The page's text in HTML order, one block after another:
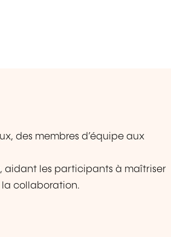
des membres d’équipe aux
aidant les participants à maîtriser
la collaboration.